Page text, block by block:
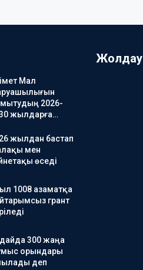
Мал
2026-
жылдарға…
жылдан бастап
мен
өседі
1008 азаматқа
грант
300 жаңа
орындары
деп
Жолдау